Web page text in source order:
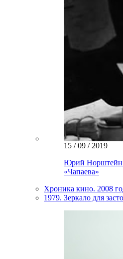
15 / 09 / 2019
Юрий Норштейн
«Чапаева»
Хроника кино. 2008
1979. Зеркало для